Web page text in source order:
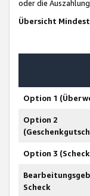
oder die
Übersicht
Option 1
Option 2
Option 3
Scheck